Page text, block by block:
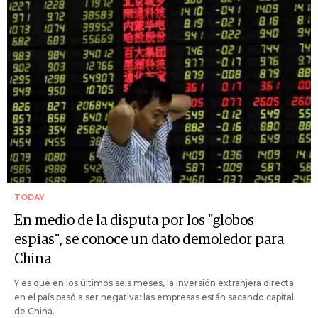
TODAY
En medio de la disputa por los "globos
espías", se conoce un dato demoledor para
China
Y es que en los últimos seis meses, la inversión extranjera directa
en el país pasó a ser negativa: las empresas están sacando capital
de China.